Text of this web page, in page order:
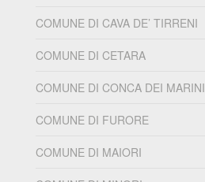
COMUNE DI CAVA DE’ TIRRENI
COMUNE DI CETARA
COMUNE DI CONCA DEI MARINI
COMUNE DI FURORE
COMUNE DI MAIORI